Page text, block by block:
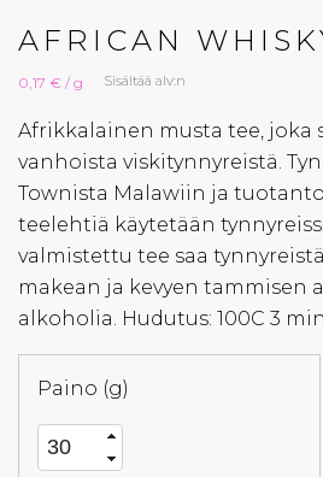
AFRICAN
0,17 € / g Sisältää alv:n
Afrikkalainen musta tee, joka
vanhoista viskitynnyreistä.
Townista Malawiin ja
teelehtiä käytetään
valmistettu tee saa
makean ja kevyen tammisen
alkoholia. Hudutus: 100C 3
Paino (g)